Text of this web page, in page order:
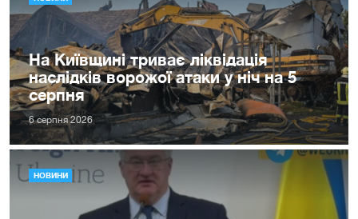
На Київщині триває ліквідація
наслідків ворожої атаки у ніч на 5
серпня
6 серпня 2026
НОВИНИ